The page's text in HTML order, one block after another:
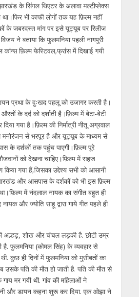
के सिंगल थिएटर के अलावा मल्टीप्लेक्स
था।फिर भी काफी लोगों तक यह फ़िल्म नहीं
के जबरदस्त मांग पर इसे यूट्यूब पर रिलीज
ने बताया कि फुलमनिया पहली नागपुरी
कांन्स फ़िल्म फेस्टिवल,फ्रांस में दिखाई गयी
प्रथा के दुःखद पहलू को उजागर करती है।
के दर्द को दर्शाती है।फ़िल्म में बेटा-बेटी
गया है।फ़िल्म की निर्मात्री नीतू अग्रवाल
मनोरंजन से भरपूर है और यूट्यूब के माध्यम से
के दर्शकों तक पहुंच पाएगी।फ़िल्म पूरे
को देखना चाहिए।फ़िल्म में सहज
किया गया हैं,जिसका उद्देश्य सभी को आसानी
और आसपास के दर्शकों को भी इस फ़िल्म
में नंदलाल नायक का संगीत बहुत ही
और ज्योति साहू द्वारा गाये गीत पहले ही
अल्हड़, शोख और चंचल लड़की है. छोटी उम्र
है. फुलमनिया (कोमल सिंह) के व्यवहार से
कुछ ही दिनों में फुलमनिया को मुसीबतों का
पति की मौत हो जाती है. पति की मौत से
मर गयी थी. गांव की महिलाओं ने
और डायन कहना शुरू कर दिया. एक ओझा ने